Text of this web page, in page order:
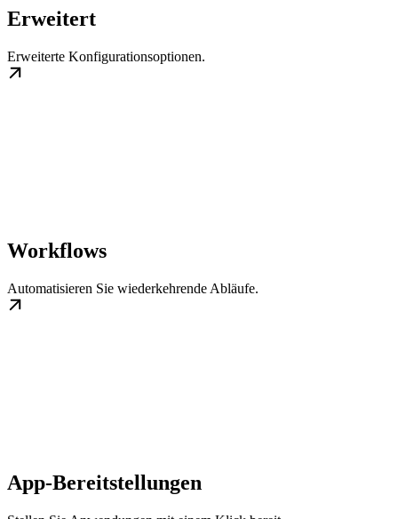
Erweitert
Erweiterte Konfigurationsoptionen.
Workflows
Automatisieren Sie wiederkehrende Abläufe.
App-Bereitstellungen